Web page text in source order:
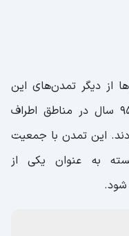
از دیگر تمدن‌های این
لیست به شمار می‌رود که حدود 950 سال در مناطق اطراف
این تمدن با جمعیت
به عنوان یکی از
شود.